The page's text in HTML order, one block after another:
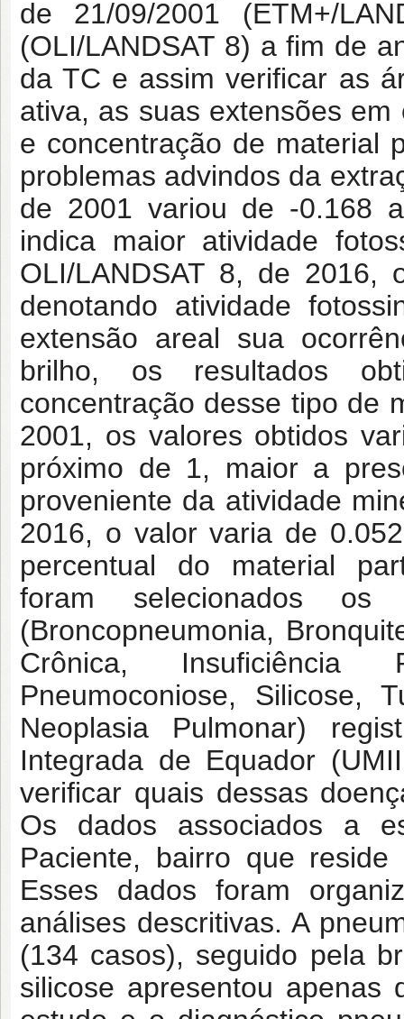
de 21/09/2001 (ETM+/
(OLI/LANDSAT 8) a fim de
da TC e assim verificar as
ativa, as suas extensões
e concentração de material
problemas advindos da
de 2001 variou de -0.168
indica maior atividade
OLI/LANDSAT 8, de 2016,
denotando atividade
extensão areal sua
brilho, os resultados
concentração desse tipo de
2001, os valores obtidos
próximo de 1, maior a
proveniente da atividade
2016, o valor varia de
percentual do material
foram selecionados os
(Broncopneumonia,
Crônica, Insuficiência
Pneumoconiose, Silicose,
Neoplasia Pulmonar)
Integrada de Equador
verificar quais dessas
Os dados associados a
Paciente, bairro que
Esses dados foram
análises descritivas. A
(134 casos), seguido pela
silicose apresentou